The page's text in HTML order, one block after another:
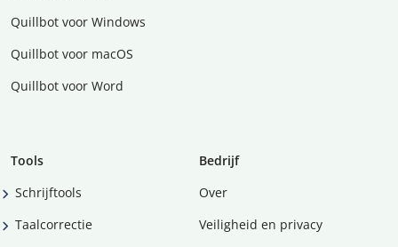
Quillbot voor Windows
Quillbot voor macOS
Quillbot voor Word
Tools
Schrijftools
Taalcorrectie
Bedrijf
Over
Veiligheid en privacy